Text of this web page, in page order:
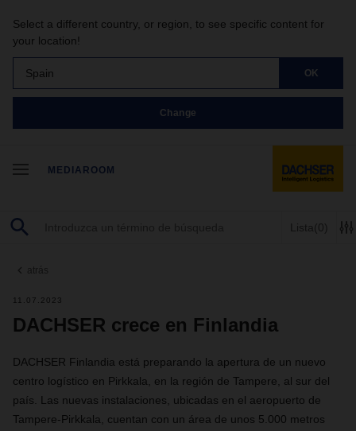
Select a different country, or region, to see specific content for
your location!
Spain OK
Change
MEDIAROOM
Lista (0)
atrás
11.07.2023
DACHSER crece en Finlandia
DACHSER Finlandia está preparando la apertura de un nuevo
centro logístico en Pirkkala, en la región de Tampere, al sur del
país. Las nuevas instalaciones, ubicadas en el aeropuerto de
Tampere-Pirkkala, cuentan con un área de unos 5.000 metros